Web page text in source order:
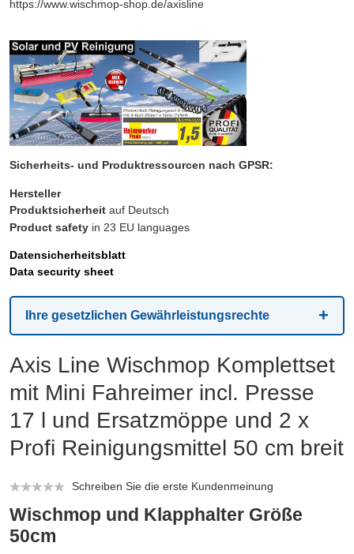
https://www.wischmop-shop.de/axisline
Sicherheits- und Produktressourcen nach GPSR:
Hersteller
Produktsicherheit auf Deutsch
Product safety in 23 EU languages
Datensicherheitsblatt
Data security sheet
Ihre gesetzlichen Gewährleistungsrechte
Axis Line Wischmop Komplettset
mit Mini Fahreimer incl. Presse
17 l und Ersatzmöppe und 2 x
Profi Reinigungsmittel 50 cm breit
Schreiben Sie die erste Kundenmeinung
Wischmop und Klapphalter Größe
50cm